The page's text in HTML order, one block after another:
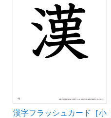
漢字フラッシュカード［小